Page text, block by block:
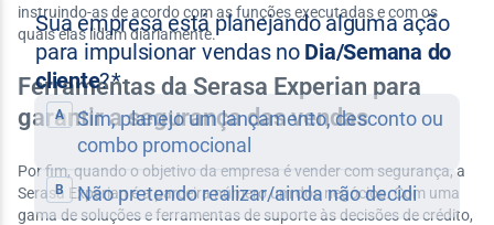
instruindo-as de acordo com as funções executadas e com os
quais elas lidam diariamente.
Ferramentas da Serasa Experian para
garantir a segurança das vendas
Por fim, quando o objetivo da empresa é vender com segurança, a
Serasa Experian é a parceira número um dos negócios. Com uma
gama de soluções e ferramentas de suporte às decisões de crédito,